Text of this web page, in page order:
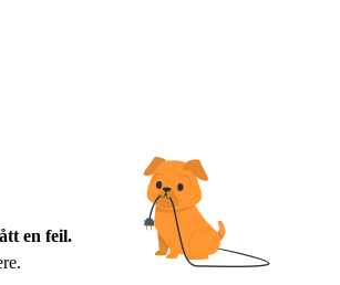
en feil.